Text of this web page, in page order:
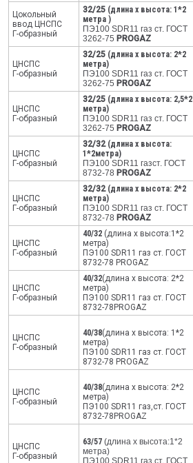
Цокольный
ввод ЦНСПС
Г-образный
32/25(длина х высота: 1*2
метра )
ПЭ100 SDR11 газ ст. ГОСТ
3262-75 PROGAZ
ЦНСПС
Г-образный
32/25(длина х высота: 2*2
метра)
ПЭ100 SDR11 газ ст. ГОСТ
3262-75 PROGAZ
ЦНСПС
Г-образный
32/25(длина х высота: 2,5*2
метра)
ПЭ100 SDR11 газ ст. ГОСТ
3262-75 PROGAZ
ЦНСПС
Г-образный
32/32(длина х высота:
1*2метра)
ПЭ100 SDR11 газст. ГОСТ
8732-78 PROGAZ
ЦНСПС
Г-образный
32/32(длина х высота: 2*2
метра)
ПЭ100 SDR11 газ ст. ГОСТ
8732-78 PROGAZ
ЦНСПС
Г-образный
40/32(длина х высота:1*2
метра)
ПЭ100 SDR11 газ ст. ГОСТ
8732-78 PROGAZ
ЦНСПС
Г-образный
40/32(длина х высота: 2*2
метра)
ПЭ100 SDR11 газ ст. ГОСТ
8732-78PROGAZ
ЦНСПС
Г-образный
40/38(длина х высота: 1*2
метра)
ПЭ100 SDR11 газ ст. ГОСТ
8732-78 PROGAZ
ЦНСПС
Г-образный
40/38(длина х высота: 2*2
метра)
ПЭ100 SDR11 газ,ст. ГОСТ
8732-78PROGAZ
ЦНСПС
Г-образный
63/57(длина х высота:1*2
метра)
ПЭ100 SDR11 газ,ст. ГОСТ